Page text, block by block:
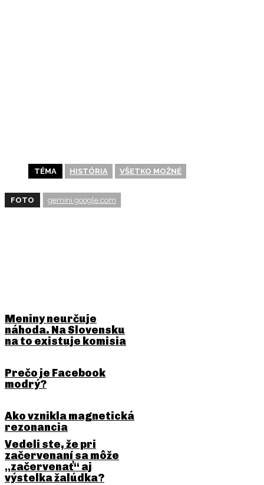
TÉMA HISTÓRIA VŠETKO MOŽNÉ
FOTO gemini.google.com
Meniny neurčuje
náhoda. Na Slovensku
na to existuje komisia
Prečo je Facebook
modrý?
Ako vznikla magnetická
rezonancia
Vedeli ste, že pri
začervenaní sa môže
„začervenať“ aj
výstelka žalúdka?